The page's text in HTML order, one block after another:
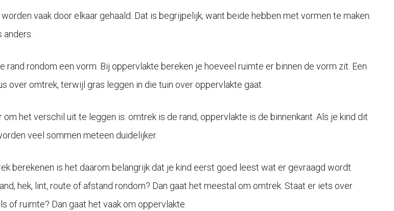
vaak door elkaar gehaald. Dat is begrijpelijk, want beide hebben met vormen te maken.
rand rondom een vorm. Bij oppervlakte bereken je hoeveel ruimte er binnen de vorm zit. Een
over omtrek, terwijl gras leggen in die tuin over oppervlakte gaat.
om het verschil uit te leggen is: omtrek is de rand, oppervlakte is de binnenkant. Als je kind dit
veel sommen meteen duidelijker.
berekenen is het daarom belangrijk dat je kind eerst goed leest wat er gevraagd wordt.
hek, lint, route of afstand rondom? Dan gaat het meestal om omtrek. Staat er iets over
of ruimte? Dan gaat het vaak om oppervlakte.